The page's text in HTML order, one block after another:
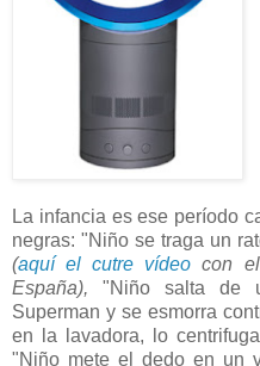
La infancia es ese período
negras: "Niño se traga un
(aquí el cutre vídeocon
España), "Niño salta de
Superman y se esmorra
en la lavadora, lo
"Niño mete el dedo en un